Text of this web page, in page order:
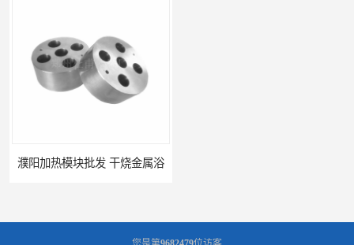
濮阳加热模块批发 干烧金属浴